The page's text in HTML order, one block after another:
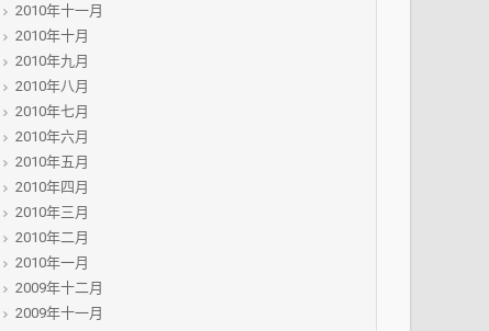
2010年十一月
2010年十月
2010年九月
2010年八月
2010年七月
2010年六月
2010年五月
2010年四月
2010年三月
2010年二月
2010年一月
2009年十二月
2009年十一月